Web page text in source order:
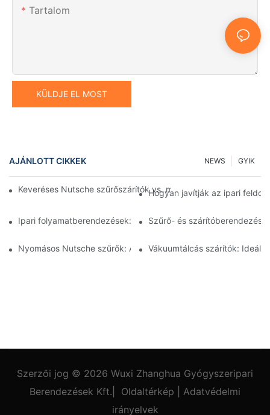
Tartalom
KÜLDJE EL MOST
AJÁNLOTT CIKKEK GYIK
NEWS
Keveréses Nutsche szűrőszárítók vs. más szárítási módszerek:
Hogyan javítják az ipari
Ipari folyamatberendezések: Az innovációk alakítják a jövőt
Szűrő- és
Nyomásos Nutsche szűrők: Alkalmazások a vegyiparban és az
Vákuumtálcás szárítók:
Szerzői jog © 2026 Wuxi Zhanghua Gyógyszeripari
Berendezések Kft.
Oldaltérkép
Adatvédelmi
irányelvek